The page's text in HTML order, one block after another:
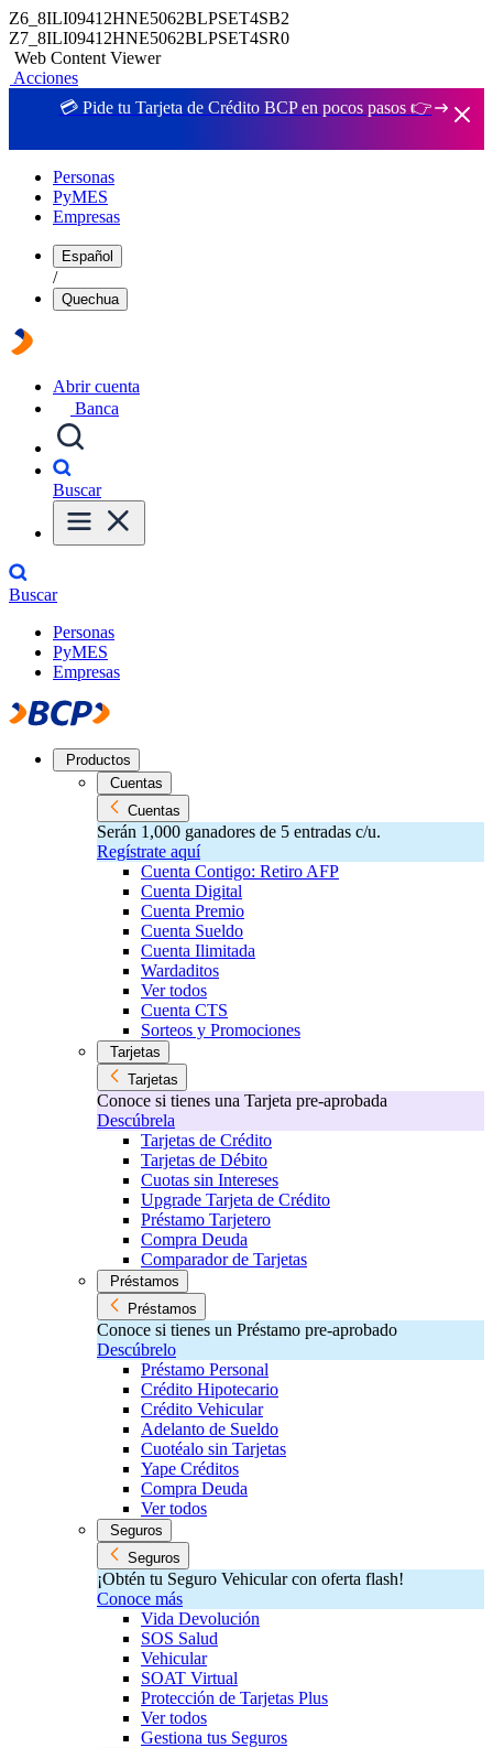
Z6_8ILI09412HNE5062BLPSET4SB2
Z7_8ILI09412HNE5062BLPSET4SR0
Web Content Viewer
Acciones
💳 Pide tu Tarjeta de Crédito BCP en pocos pasos 👉
Personas
PyMES
Empresas
Español
/
Quechua
Abrir cuenta
Banca
Buscar
Buscar
Personas
PyMES
Empresas
Productos
Cuentas
Cuentas
Serán 1,000 ganadores de 5 entradas c/u.
Regístrate aquí
Cuenta Contigo: Retiro AFP
Cuenta Digital
Cuenta Premio
Cuenta Sueldo
Cuenta Ilimitada
Wardaditos
Ver todos
Cuenta CTS
Sorteos y Promociones
Tarjetas
Tarjetas
Conoce si tienes una Tarjeta pre-aprobada
Descúbrela
Tarjetas de Crédito
Tarjetas de Débito
Cuotas sin Intereses
Upgrade Tarjeta de Crédito
Préstamo Tarjetero
Compra Deuda
Comparador de Tarjetas
Préstamos
Préstamos
Conoce si tienes un Préstamo pre-aprobado
Descúbrelo
Préstamo Personal
Crédito Hipotecario
Crédito Vehicular
Adelanto de Sueldo
Cuotéalo sin Tarjetas
Yape Créditos
Compra Deuda
Ver todos
Seguros
Seguros
¡Obtén tu Seguro Vehicular con oferta flash!
Conoce más
Vida Devolución
SOS Salud
Vehicular
SOAT Virtual
Protección de Tarjetas Plus
Ver todos
Gestiona tus Seguros